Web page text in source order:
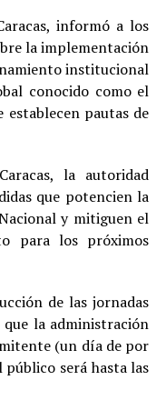
informó a los
la implementación
institucional
conocido como el
establecen pautas de
la autoridad
que potencien la
y mitiguen el
para los próximos
de las jornadas
la administración
(un día de por
será hasta las